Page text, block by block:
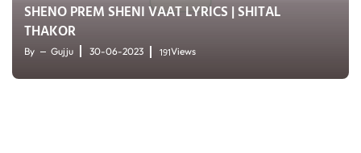
SHENO PREM SHENI VAAT LYRICS | SHITAL
THAKOR
By Gujju 30-06-2023 191Views